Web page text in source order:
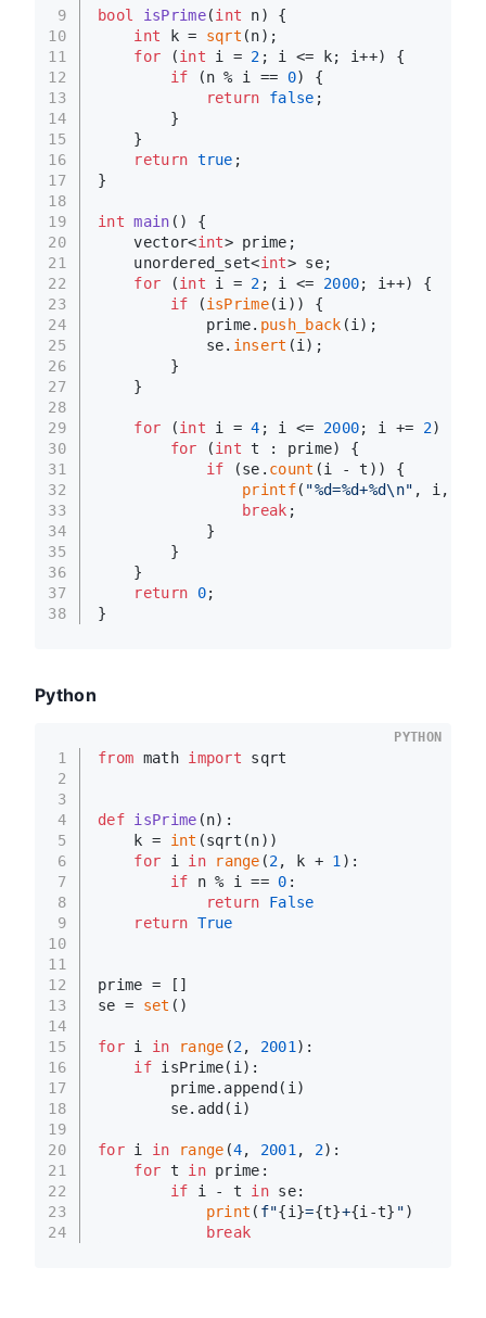
9
10
11
12
13
14
15
16
17
18
19
20
21
22
23
24
25
26
27
28
29
30
31
32
33
34
35
36
37
38
bool isPrime(int n)
{
int k = sqrt (n);
for (int i = 2 ; i <= k; i++) {
if (n % i == 0) {
return
false ;
        }
    }
return true ;
}
int main ()
{
    vector<
int> prime;
    unordered_set<
int> se;
for (int i = 2 ; i <= 2000; i++) {
if (isPrime(i)) {
            prime.
push_back (i);
            se.
insert (i);
        }
    }
for (int i = 4 ; i <= 2000; i += 2) {
for (int t : prime) {
if (se. count (i - t)) {
printf( "%d=%d+%d\n" , i, t,
break ;
            }
        }
    }
return
0;
}
Python
1
2
3
4
5
6
7
8
9
10
11
12
13
14
15
16
17
18
19
20
21
22
23
24
from math import sqrt
def isPrime (n):
    k =
int (sqrt(n))
for i in range (2, k + 1 ):
if n % i == 0 :
return
False
return True
prime = []
se = set ()
for i in range (2, 2001 ):
if isPrime(i):
        prime.append(i)
        se.add(i)
for i in range (4, 2001 , 2):
for t in prime:
if i - t in se:
print ( f"{i}={t}+{i-t} ")
break
PYTHON